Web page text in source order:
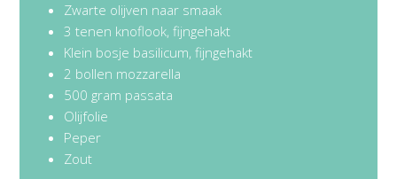
Zwarte olijven naar smaak
3 tenen knoflook, fijngehakt
Klein bosje basilicum, fijngehakt
2 bollen mozzarella
500 gram passata
Olijfolie
Peper
Zout